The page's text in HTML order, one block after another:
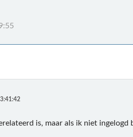
is, maar als ik niet